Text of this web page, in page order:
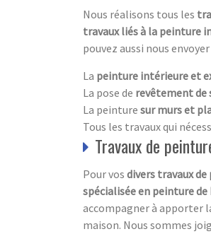
Nous réalisons tous les
travaux liés à la peinture
pouvez aussi nous
La peinture intérieure et
La pose de revêtement de
La peinture sur murs et
Tous les travaux qui
Travaux de
Pour vos divers travaux de
spécialisée en peinture
accompagner à apporter
maison. Nous sommes